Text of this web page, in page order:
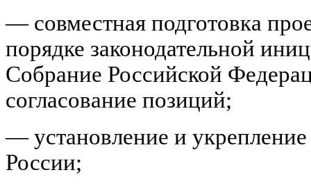
— совместная подготовка
порядке законодательной
Собрание Российской
согласование позиций;
— установление и
России;